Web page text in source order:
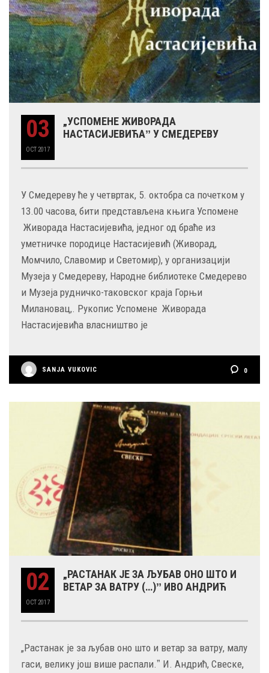
03
OCT 2017
„УСПОМЕНЕ ЖИВОРАДА
НАСТАСИЈЕВИЋАˮ У СМЕДЕРЕВУ
У Смедереву ће у четвртак, 5. октобра са почетком у
13.00 часова, бити представљена књига Успомене
Живорада Настасијевића, једног од браће из
уметничке породице Настасијевић (Живорад,
Момчило, Славомир и Светомир), у организацији
Музеја у Смедереву, Народне библиотеке Смедерево
и Музеја рудничко-таковског краја Горњи
Милановац,. Рукопис Успомене Живорада
Настасијевића власништво je
SANJA VUKOVIC 0
02
OCT 2017
„РАСТАНАК ЈЕ ЗА ЉУБАВ ОНО ШТО И
ВЕТАР ЗА ВАТРУ (…)ˮ ИВО АНДРИЋ
„Растанак је за љубав оно што и ветар за ватру, малу
гаси, велику још више распали.ˮ И. Андрић, Свеске,